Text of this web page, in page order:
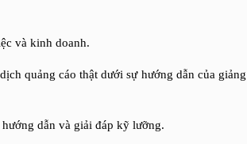
và kinh doanh.
quảng cáo thật dưới sự hướng dẫn của giảng
dẫn và giải đáp kỹ lưỡng.